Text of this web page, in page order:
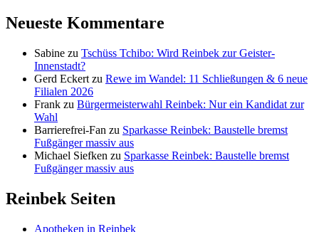
Neueste Kommentare
Sabine zu Tschüss Tchibo: Wird Reinbek zur Geister-
Innenstadt?
Gerd Eckert zu Rewe im Wandel: 11 Schließungen & 6 neue
Filialen 2026
Frank zu Bürgermeisterwahl Reinbek: Nur ein Kandidat zur
Wahl
Barrierefrei-Fan zu Sparkasse Reinbek: Baustelle bremst
Fußgänger massiv aus
Michael Siefken zu Sparkasse Reinbek: Baustelle bremst
Fußgänger massiv aus
Reinbek Seiten
Apotheken in Reinbek